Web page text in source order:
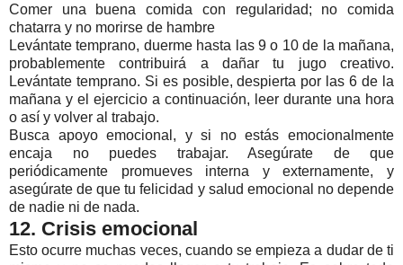
Comer una buena comida con regularidad; no comida
chatarra y no morirse de hambre
Levántate temprano, duerme hasta las 9 o 10 de la mañana,
probablemente contribuirá a dañar tu jugo creativo.
Levántate temprano. Si es posible, despierta por las 6 de la
mañana y el ejercicio a continuación, leer durante una hora
o así y volver al trabajo.
Busca apoyo emocional, y si no estás emocionalmente
encaja no puedes trabajar. Asegúrate de que
periódicamente promueves interna y externamente, y
asegúrate de que tu felicidad y salud emocional no depende
de nadie ni de nada.
12. Crisis emocional
Esto ocurre muchas veces, cuando se empieza a dudar de ti